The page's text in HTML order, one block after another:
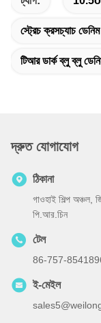
স্ট্রেচ ক্রসচ্যাচ
টিআর ডার্ক ব্লু ব্লু
দ্রুত যোগাযোগ
ঠিকানা
গাওহাই শিল্প অঞ্চল,
পি.আর.চিন
টেল
86-757-
ই-মেইল